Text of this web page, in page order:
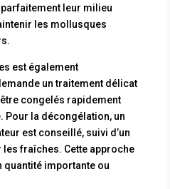
leur milieu
les mollusques
est également
un traitement délicat
congelés rapidement
Pour la décongélation, un
est conseillé, suivi d’un
fraîches. Cette approche
quantité importante ou